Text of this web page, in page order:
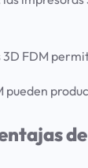
FDM
pueden